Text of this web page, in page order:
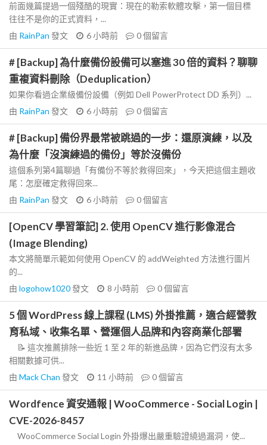
前面幾篇提過一個殘酷的現實：現在的勒索軟體攻擊，第一個目標
往往不是你的正式資料，...
由 RainPan 發文 6 小時前 0個留言
# [Backup] 為什麼備份設備可以塞進 30 倍的資料？聊聊
重複資料刪除（Deduplication）
如果你看過企業級備份設備（例如 Dell PowerProtect DD 系列）...
由 RainPan 發文 6 小時前 0個留言
# [Backup] 備份界最常被跳過的一步：還原演練，以及
為什麼「沒演練過的備份」等於沒備份
這個系列第4篇聊過「有備份不等於救得回來」，今天把這個主題收
尾：怎麼確定救得回來...
由 RainPan 發文 6 小時前 0個留言
[OpenCV 學習筆記] 2. 使用 OpenCV 進行影像混合
(Image Blending)
本文將簡單示範如何使用 OpenCV 的 addWeighted 方法進行圖片
的...
由 logohow1020發文 8 小時前 0個留言
5 個 WordPress 線上課程 (LMS) 外掛推薦，適合經營教
育私域、收集名單、營運個人品牌和內容商業化部署
📝 這次推薦排除一些近 1 至 2 年的新進品牌，因為它們沒有太多
相關數據可供...
由 Mack Chan 發文 11 小時前 0個留言
Wordfence 資安通報 | WooCommerce - Social Login |
CVE-2026-8457
WooCommerce Social Login 外掛爆出嚴重驗證繞過漏洞，使...